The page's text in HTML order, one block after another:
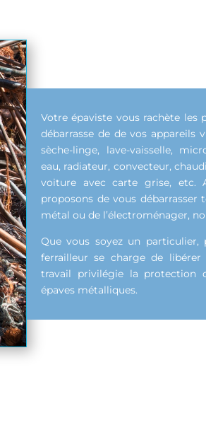
Votre épaviste vous rachète les
débarrasse de de vos appareils
sèche-linge, lave-vaisselle,
eau, radiateur, convecteur,
voiture avec carte grise, etc.
proposons de vous
métal ou de l’électroménager,
Que vous soyez un
ferrailleur se charge de libérer
travail privilégie la protection
épaves métalliques.